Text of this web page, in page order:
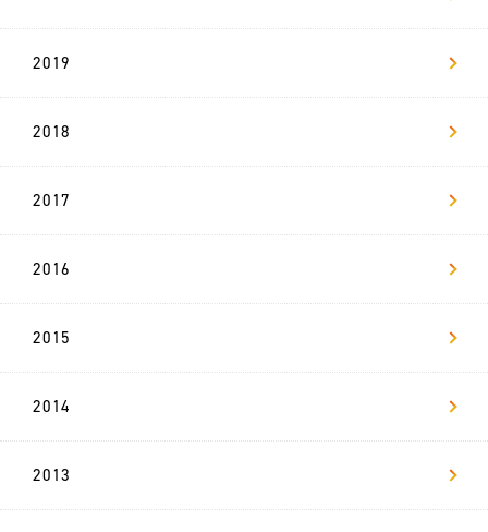
新
卒
用
リ
ァ
マ
お問い合わせ
2019
2018
2017
2016
2015
2014
2013